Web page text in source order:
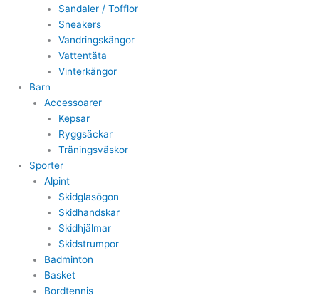
Sandaler / Tofflor
Sneakers
Vandringskängor
Vattentäta
Vinterkängor
Barn
Accessoarer
Kepsar
Ryggsäckar
Träningsväskor
Sporter
Alpint
Skidglasögon
Skidhandskar
Skidhjälmar
Skidstrumpor
Badminton
Basket
Bordtennis